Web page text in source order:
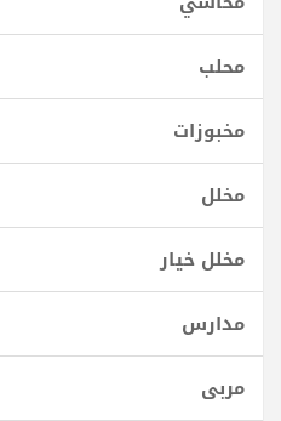
محلب
مخبوزات
مخلل
مخلل خيار
مدارس
مربى